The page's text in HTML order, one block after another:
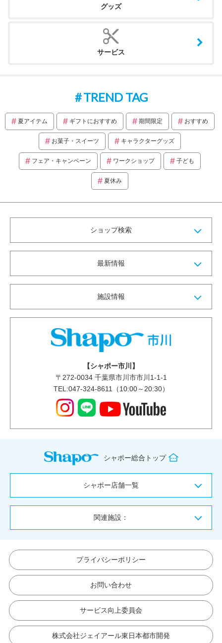
グッズ
サービス
TREND TAG
夏アイテム ギフトにおすすめ 期間限定 おすすめ
お菓子・スイーツ キャラクターグッズ
フェア・キャンペーン ワークショップ 子ども
夏休み
ショップ検索
最新情報
施設情報
【シャポー市川】
〒 272-0034千葉県市川市市川1-1-1
TEL:047-324-8611（10:00～20:30）
シャポー総合トップ
シャポー店舗一覧
関連施設：
プライバシーポリシー
お問い合わせ
サービス向上委員会
株式会社ジェイアール東日本都市開発